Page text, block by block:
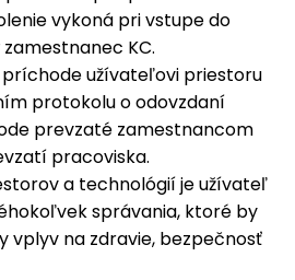
vykoná pri vstupe do
KC.
príchode užívateľovi priestoru
protokolu o odovzdaní
prevzaté zamestnancom
pracoviska.
a technológií je užívateľ
správania, ktoré by
vplyv na zdravie, bezpečnosť